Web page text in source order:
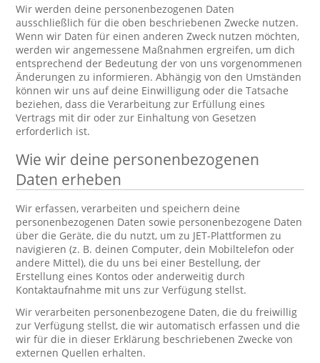
Wir werden deine personenbezogenen Daten
ausschließlich für die oben beschriebenen Zwecke nutzen.
Wenn wir Daten für einen anderen Zweck nutzen möchten,
werden wir angemessene Maßnahmen ergreifen, um dich
entsprechend der Bedeutung der von uns vorgenommenen
Änderungen zu informieren. Abhängig von den Umständen
können wir uns auf deine Einwilligung oder die Tatsache
beziehen, dass die Verarbeitung zur Erfüllung eines
Vertrags mit dir oder zur Einhaltung von Gesetzen
erforderlich ist.
Wie wir deine personenbezogenen
Daten erheben
Wir erfassen, verarbeiten und speichern deine
personenbezogenen Daten sowie personenbezogene Daten
über die Geräte, die du nutzt, um zu JET-Plattformen zu
navigieren (z. B. deinen Computer, dein Mobiltelefon oder
andere Mittel), die du uns bei einer Bestellung, der
Erstellung eines Kontos oder anderweitig durch
Kontaktaufnahme mit uns zur Verfügung stellst.
Wir verarbeiten personenbezogene Daten, die du freiwillig
zur Verfügung stellst, die wir automatisch erfassen und die
wir für die in dieser Erklärung beschriebenen Zwecke von
externen Quellen erhalten.